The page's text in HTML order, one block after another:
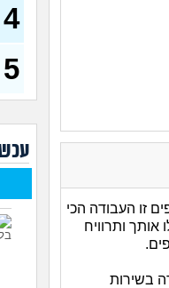
זו העבודה הכי
ותרוויח
בשירות
4
5